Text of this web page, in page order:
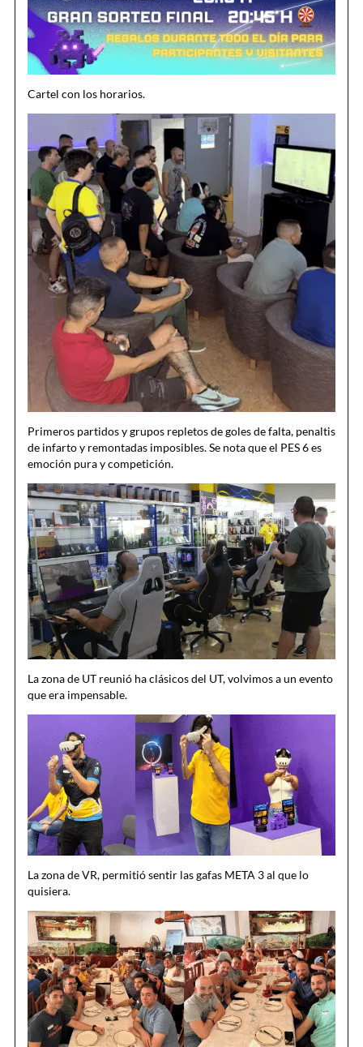
Cartel con los horarios.
Primeros partidos y grupos repletos de goles de falta, penaltis
de infarto y remontadas imposibles. Se nota que el PES 6 es
emoción pura y competición.
La zona de UT reunió ha clásicos del UT, volvimos a un evento
que era impensable.
La zona de VR, permitió sentir las gafas META 3 al que lo
quisiera.